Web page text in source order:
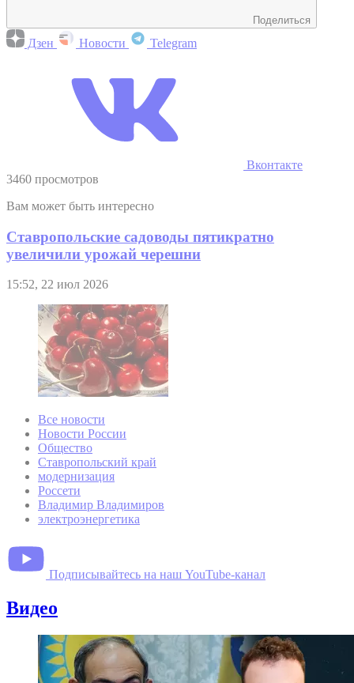
Поделиться
Дзен Новости Telegram
Вконтакте
3460 просмотров
Вам может быть интересно
Ставропольские садоводы пятикратно
увеличили урожай черешни
15:52, 22 июл 2026
Все новости
Новости России
Общество
Ставропольский край
модернизация
Россети
Владимир Владимиров
электроэнергетика
Подписывайтесь на наш YouTube-канал
Видео